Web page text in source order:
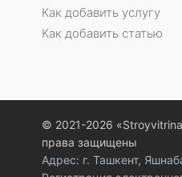
Как добавить услугу
Как добавить статью
© 2021-2026
права защищены
Адрес: г. Ташкент,